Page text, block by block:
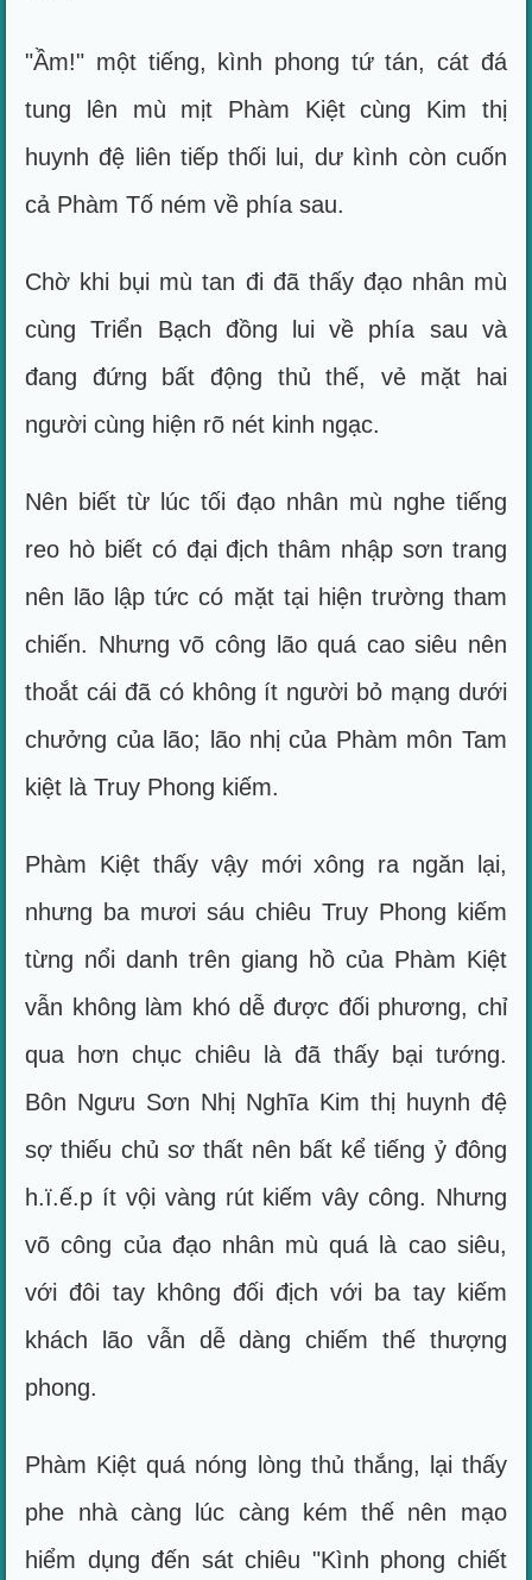
"Ầm!" một tiếng, kình phong tứ tán, cát đá
tung lên mù mịt Phàm Kiệt cùng Kim thị
huynh đệ liên tiếp thối lui, dư kình còn cuốn
cả Phàm Tố ném về phía sau.
Chờ khi bụi mù tan đi đã thấy đạo nhân mù
cùng Triển Bạch đồng lui về phía sau và
đang đứng bất động thủ thế, vẻ mặt hai
người cùng hiện rõ nét kinh ngạc.
Nên biết từ lúc tối đạo nhân mù nghe tiếng
reo hò biết có đại địch thâm nhập sơn trang
nên lão lập tức có mặt tại hiện trường tham
chiến. Nhưng võ công lão quá cao siêu nên
thoắt cái đã có không ít người bỏ mạng dưới
chưởng của lão; lão nhị của Phàm môn Tam
kiệt là Truy Phong kiếm.
Phàm Kiệt thấy vậy mới xông ra ngăn lại,
nhưng ba mươi sáu chiêu Truy Phong kiếm
từng nổi danh trên giang hồ của Phàm Kiệt
vẫn không làm khó dễ được đối phương, chỉ
qua hơn chục chiêu là đã thấy bại tướng.
Bôn Ngưu Sơn Nhị Nghĩa Kim thị huynh đệ
sợ thiếu chủ sơ thất nên bất kể tiếng ỷ đông
h.ï.ế.p ít vội vàng rút kiếm vây công. Nhưng
võ công của đạo nhân mù quá là cao siêu,
với đôi tay không đối địch với ba tay kiếm
khách lão vẫn dễ dàng chiếm thế thượng
phong.
Phàm Kiệt quá nóng lòng thủ thắng, lại thấy
phe nhà càng lúc càng kém thế nên mạo
hiểm dụng đến sát chiêu "Kình phong chiết